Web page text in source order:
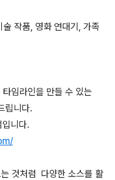
작품, 영화 연대기, 가족
임라인을 만들 수 있는
립니다.
니다.
것처럼 다양한 소스를 활